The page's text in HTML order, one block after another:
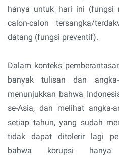
hanya untuk hari ini (fungsi
calon-calon tersangka/
datang (fungsi preventif).
Dalam konteks
banyak tulisan dan
menunjukkan bahwa
se-Asia, dan melihat angka-
setiap tahun, yang sudah
tidak dapat ditolerir lagi
bahwa korupsi hanya